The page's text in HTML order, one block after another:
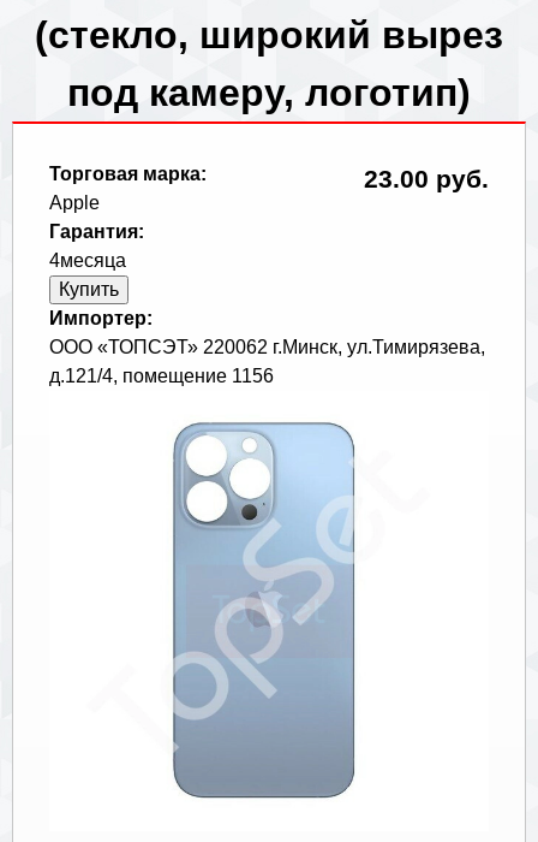
(стекло, широкий вырез
под камеру, логотип)
23.00 руб.
Торговая марка:
Apple
Гарантия:
4месяца
Импортер:
ООО «ТОПСЭТ» 220062 г.Минск, ул.Тимирязева,
д.121/4, помещение 1156